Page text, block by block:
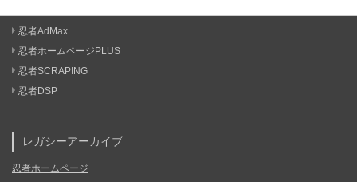
忍者AdMax
忍者ホームページPLUS
忍者SCRAPING
忍者DSP
レガシーアーカイブ
忍者ホームページ